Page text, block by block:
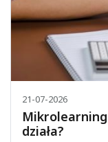
21-07-2026
działa?